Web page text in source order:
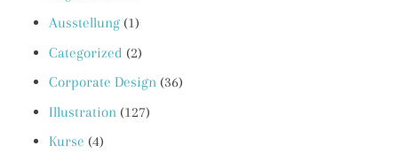
Ausstellung (1)
Categorized (2)
Corporate Design (36)
Illustration (127)
Kurse (4)